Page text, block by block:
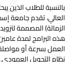
الإعلام
الحديث
وأنظمة
الاتصالات
العمارة
ARABIC
LANGUAGE
TRAINING
BANKING AND
INSURANCE
بالنسبة للطلاب الذين
العالي، تقدم جامعة
الزمالة) المصممة
هذه البرامج لمدة
العمل بسرعة أو
نظام التحويل العمودي.